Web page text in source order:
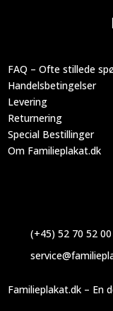
FAQ – Ofte stillede
Handelsbetingelser
Levering
Returnering
Special Bestillinger
Om Familieplakat.dk
(+45) 52 70 52 00
Familieplakat.dk – En